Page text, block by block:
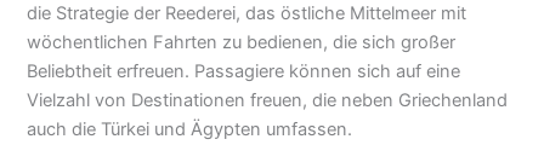
die Strategie der Reederei, das östliche Mittelmeer mit
wöchentlichen Fahrten zu bedienen, die sich großer
Beliebtheit erfreuen. Passagiere können sich auf eine
Vielzahl von Destinationen freuen, die neben Griechenland
auch die Türkei und Ägypten umfassen.